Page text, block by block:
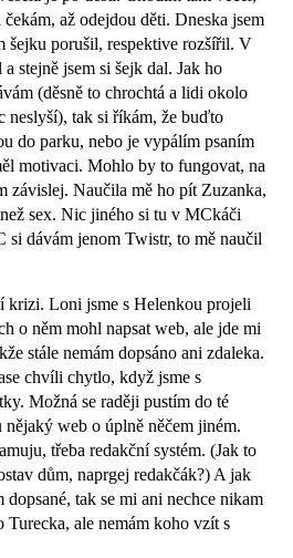
až odejdou děti. Dneska jsem
šejku porušil, respektive rozšířil. V
stejně jsem si šejk dal. Jak ho
(děsně to chrochtá a lidi okolo
neslyší), tak si říkám, že buďto
do parku, nebo je vypálím psaním
motivaci. Mohlo by to fungovat, na
závislej. Naučila mě ho pít Zuzanka,
sex. Nic jiného si tu v MCkáči
si dávám jenom Twistr, to mě naučil
krizi. Loni jsme s Helenkou projeli
o něm mohl napsat web, ale jde mi
stále nemám dopsáno ani zdaleka.
chvíli chytlo, když jsme s
Možná se raději pustím do té
web o úplně něčem jiném.
třeba redakční systém. (Jak to
dům, naprgej redakčák?) A jak
dopsané, tak se mi ani nechce nikam
ale nemám koho vzít s